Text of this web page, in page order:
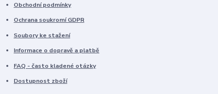
Obchodní podmínky
Ochrana soukromí GDPR
Soubory ke stažení
Informace o dopravě a platbě
FAQ - často kladené otázky
Dostupnost zboží